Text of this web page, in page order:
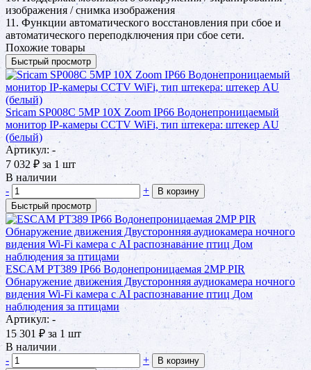
изображения / снимка изображения
11. Функции автоматического восстановления при сбое и
автоматического переподключения при сбое сети.
Похожие товары
Быстрый просмотр
Sricam SP008C 5MP 10X Zoom IP66 Водонепроницаемый
монитор IP-камеры CCTV WiFi, тип штекера: штекер AU
(белый)
Артикул: -
7 032 ₽ за 1 шт
В наличии
-
+
В корзину
Быстрый просмотр
ESCAM PT389 IP66 Водонепроницаемая 2MP PIR
Обнаружение движения Двусторонняя аудиокамера ночного
видения Wi-Fi камера с AI распознавание птиц Дом
наблюдения за птицами
Артикул: -
15 301 ₽ за 1 шт
В наличии
-
+
В корзину